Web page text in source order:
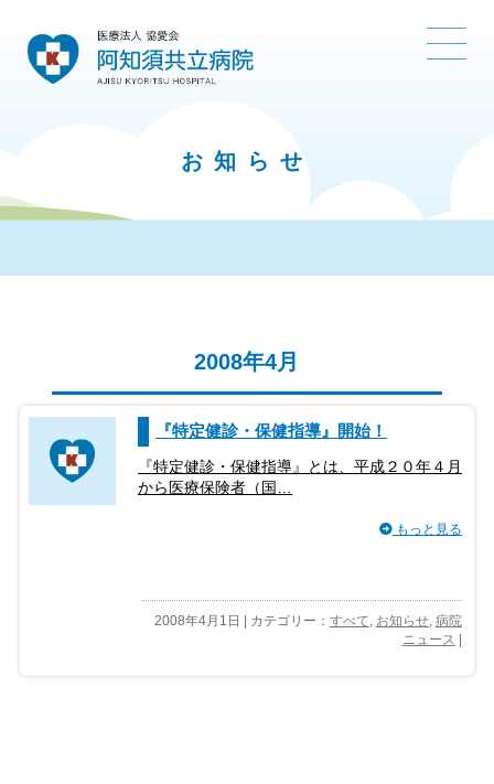
お知らせ
2008年4月
『特定健診・保健指導』開始！
『特定健診・保健指導』とは、平成２０年４月
から医療保険者（国…
もっと見る
2008年4月1日 | カテゴリー： すべて, お知らせ, 病院
ニュース